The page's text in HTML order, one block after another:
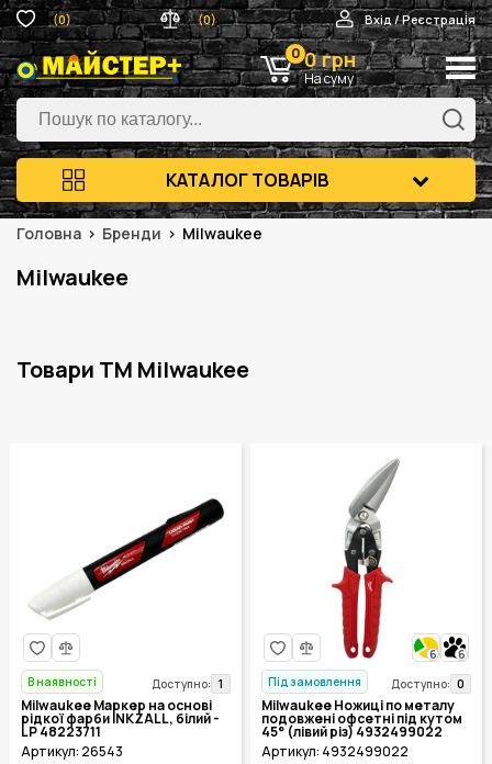
(0) (0) Вхід / Реєстрація
0 0 грн
На суму
КАТАЛОГ ТОВАРІВ
Головна Бренди Milwaukee
Milwaukee
Товари ТМ Milwaukee
В наявності Доступно: 1
Milwaukee Маркер на основі
рідкої фарби INKZALL, білий -
LP 48223711
Артикул: 26543
6
6
Під замовлення
Доступно: 0
Milwaukee Ножиці по металу
подовжені офсетні під кутом
45° (лівий різ) 4932499022
Артикул: 4932499022